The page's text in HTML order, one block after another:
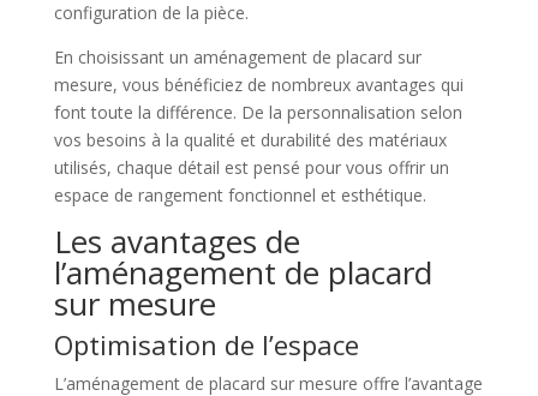
configuration de la pièce.
En choisissant un aménagement de placard sur
mesure, vous bénéficiez de nombreux avantages qui
font toute la différence. De la personnalisation selon
vos besoins à la qualité et durabilité des matériaux
utilisés, chaque détail est pensé pour vous offrir un
espace de rangement fonctionnel et esthétique.
Les avantages de
l’aménagement de placard
sur mesure
Optimisation de l’espace
L’aménagement de placard sur mesure offre l’avantage